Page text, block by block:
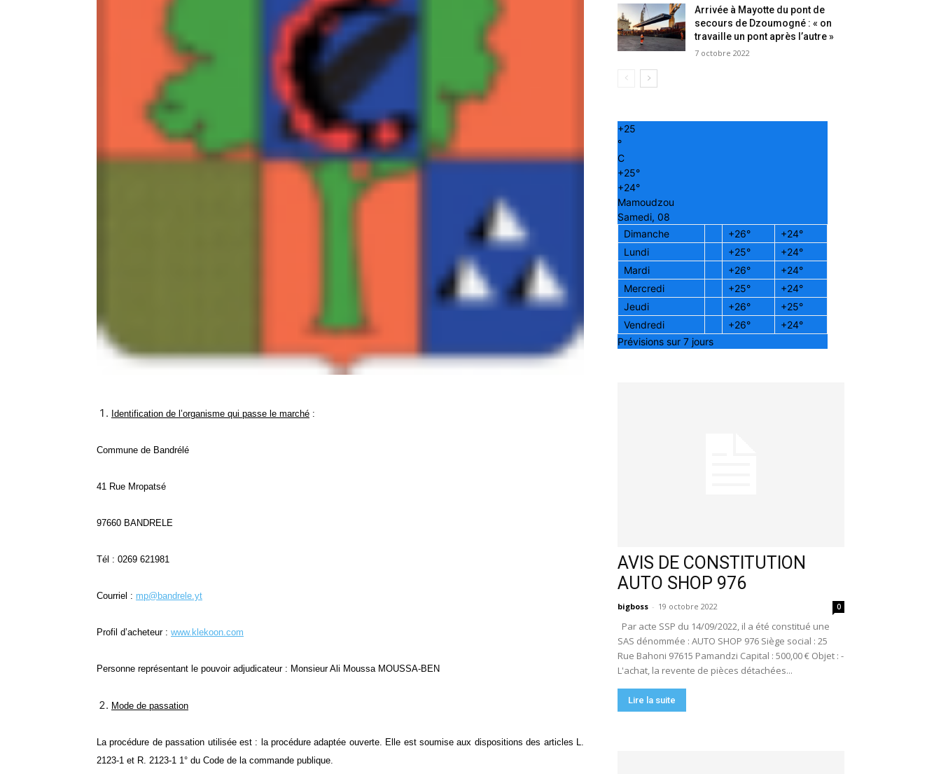
Identification de l’organisme qui passe le marché :
Commune de Bandrélé
41 Rue Mropatsé
97660 BANDRELE
Tél : 0269 621981
Courriel : mp@bandrele.yt
Profil d’acheteur : www.klekoon.com
Personne représentant le pouvoir adjudicateur : Monsieur Ali Moussa MOUSSA-BEN
Mode de passation
La procédure de passation utilisée est : la procédure adaptée ouverte. Elle est soumise aux dispositions des articles L.
2123-1 et R. 2123-1 1° du Code de la commande publique.
Arrivée à Mayotte du pont de
secours de Dzoumogné : « on
travaille un pont après l’autre »
7 octobre 2022
+25
°
C
+25°
+24°
Mamoudzou
Samedi, 08
Dimanche
+26° +24°
Lundi
+25° +24°
Mardi
+26° +24°
Mercredi
+25° +24°
Jeudi
+26° +25°
Vendredi
+26° +24°
Prévisions sur 7 jours
AVIS DE CONSTITUTION
AUTO SHOP 976
bigboss - 19 octobre 2022 0
Par acte SSP du 14/09/2022, il a été constitué une
SAS dénommée : AUTO SHOP 976 Siège social : 25
Rue Bahoni 97615 Pamandzi Capital : 500,00 € Objet : -
L'achat, la revente de pièces détachées...
Lire la suite